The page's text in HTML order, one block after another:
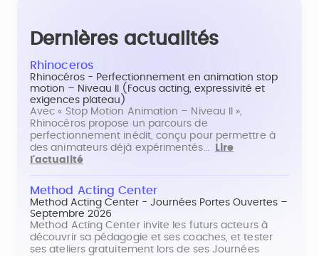
Dernières actualités
Rhinoceros
Rhinocéros - Perfectionnement en animation stop
motion – Niveau II (Focus acting, expressivité et
exigences plateau)
Avec « Stop Motion Animation – Niveau II »,
Rhinocéros propose un parcours de
perfectionnement inédit, conçu pour permettre à
des animateurs déjà expérimentés…
Lire
l'actualité
Method Acting Center
Method Acting Center - Journées Portes Ouvertes –
Septembre 2026
Method Acting Center invite les futurs acteurs à
découvrir sa pédagogie et ses coaches, et tester
ses ateliers gratuitement lors de ses Journées